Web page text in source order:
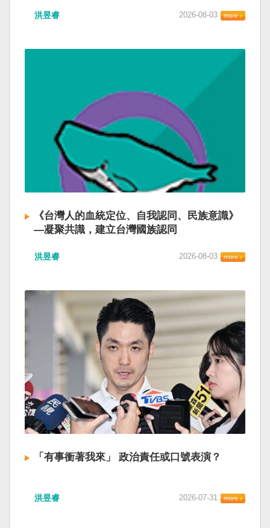
洪昱睿 2026-08-03
《台灣人的血統定位、自我認同、民族意識》
—凝聚共識，建立台灣國族認同
洪昱睿 2026-08-03
「有事衝著我來」 政治責任或口號表演？
洪昱睿 2026-07-31